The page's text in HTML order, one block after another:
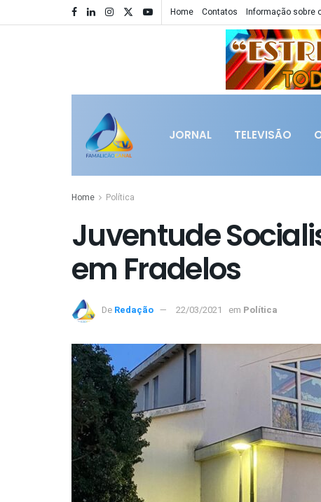
Home Contatos Informação sobre
JORNAL TELEVISÃO
Home Política
Juventude
em Fradelos
De Redação 22/03/2021 em Política